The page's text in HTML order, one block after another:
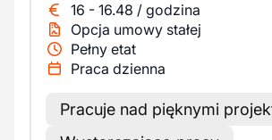
16 - 16.48 / godzina
Opcja umowy stałej
Pełny etat
Praca dzienna
Pracuje nad pięknymi